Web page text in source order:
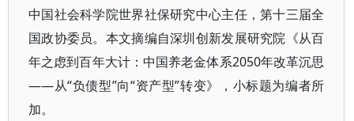
中国社会科学院世界社保研究中心主任，第十三届全
国政协委员。本文摘编自深圳创新发展研究院《从百
年之虑到百年大计：中国养老金体系2050年改革沉思
——从“负债型”向“资产型”转变》，小标题为编者所
加。